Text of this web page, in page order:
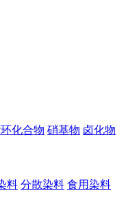
化合物 硝基物 卤化物
料 分散染料 食用染料